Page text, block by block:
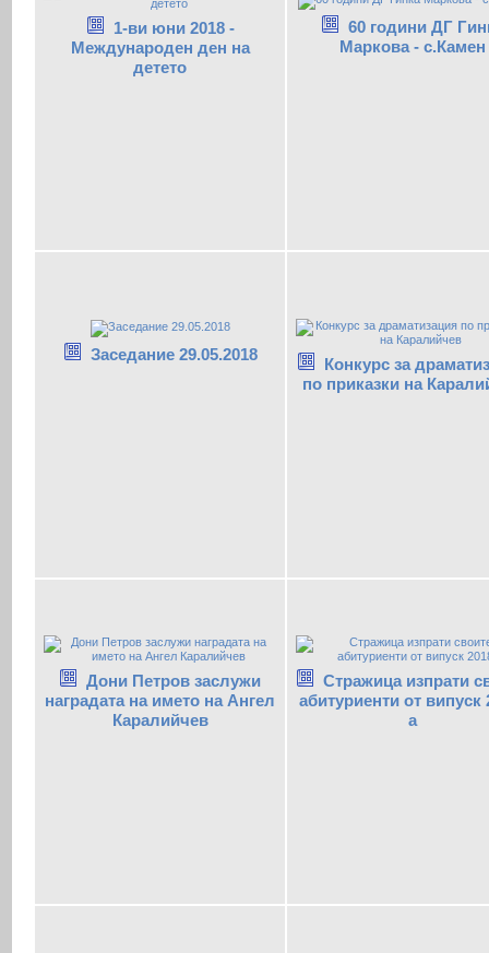
1-ви юни 2018 -
Международен ден на
детето
60 години ДГ
Маркова - с.Камен
Заседание 29.05.2018
Конкурс за
по приказки на
Дони Петров заслужи
наградата на името на Ангел
Каралийчев
Стражица изпрати
абитуриенти от випуск
а